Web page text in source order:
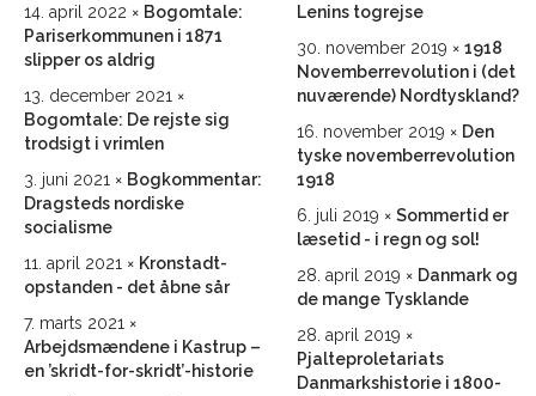
14. april 2022
Bogomtale:
Pariserkommunen i 1871
slipper os aldrig
13. december 2021
Bogomtale: De rejste sig
trodsigt i vrimlen
3. juni 2021
Bogkommentar:
Dragsteds nordiske
socialisme
11. april 2021
Kronstadt-
opstanden - det åbne sår
7. marts 2021
Arbejdsmændene i Kastrup –
en ’skridt-for-skridt’-historie
Lenins togrejse
30. november 2019
1918
Novemberrevolution i (det
nuværende) Nordtyskland?
16. november 2019
Den
tyske novemberrevolution
1918
6. juli 2019
Sommertid er
læsetid - i regn og sol!
28. april 2019
Danmark og
de mange Tysklande
28. april 2019
Pjalteproletariats
Danmarkshistorie i 1800-